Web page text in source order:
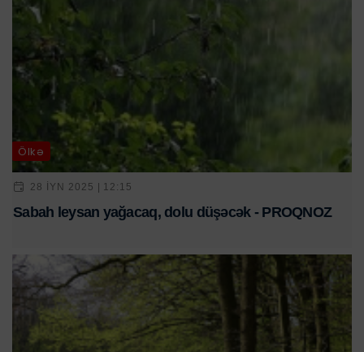
Ölkə
28 IYN 2025 | 12:15
Sabah leysan yağacaq, dolu düşəcək - PROQNOZ